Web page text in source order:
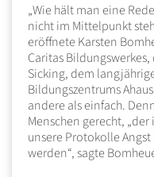
„Wie hält man eine
nicht im Mittelpunkt
eröffnete Karsten
Caritas
Sicking, dem
Bildungszentrums
andere als einfach.
Menschen gerecht,
unsere Protokolle
werden“, sagte